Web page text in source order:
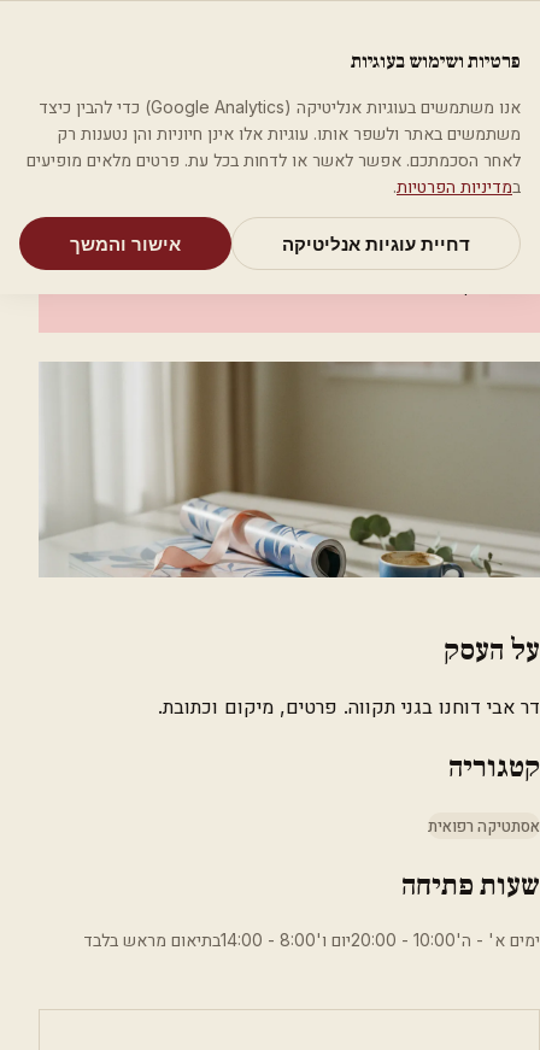
מאמריםקטגוריותחיפושאודות
בית קטגוריות אסתטיקה רפואית דר אבי דוחנו
אסתטיקה רפואית
דר אבי דוחנו
על העסק
דר אבי דוחנו בגני תקווה. פרטים, מיקום וכתובת.
קטגוריה
אסתטיקה רפואית
שעות פתיחה
ימים א' - ה'10:00 - 20:00יום ו'8:00 - 14:00בתיאום מראש בלבד
פרטיות ושימוש בעוגיות
אנו משתמשים בעוגיות אנליטיקה (Google Analytics) כדי להבין כיצד
משתמשים באתר ולשפר אותו. עוגיות אלו אינן חיוניות והן נטענות רק
לאחר הסכמתכם. אפשר לאשר או לדחות בכל עת. פרטים מלאים מופיעים
במדיניות הפרטיות.
דחיית עוגיות אנליטיקה אישור והמשך